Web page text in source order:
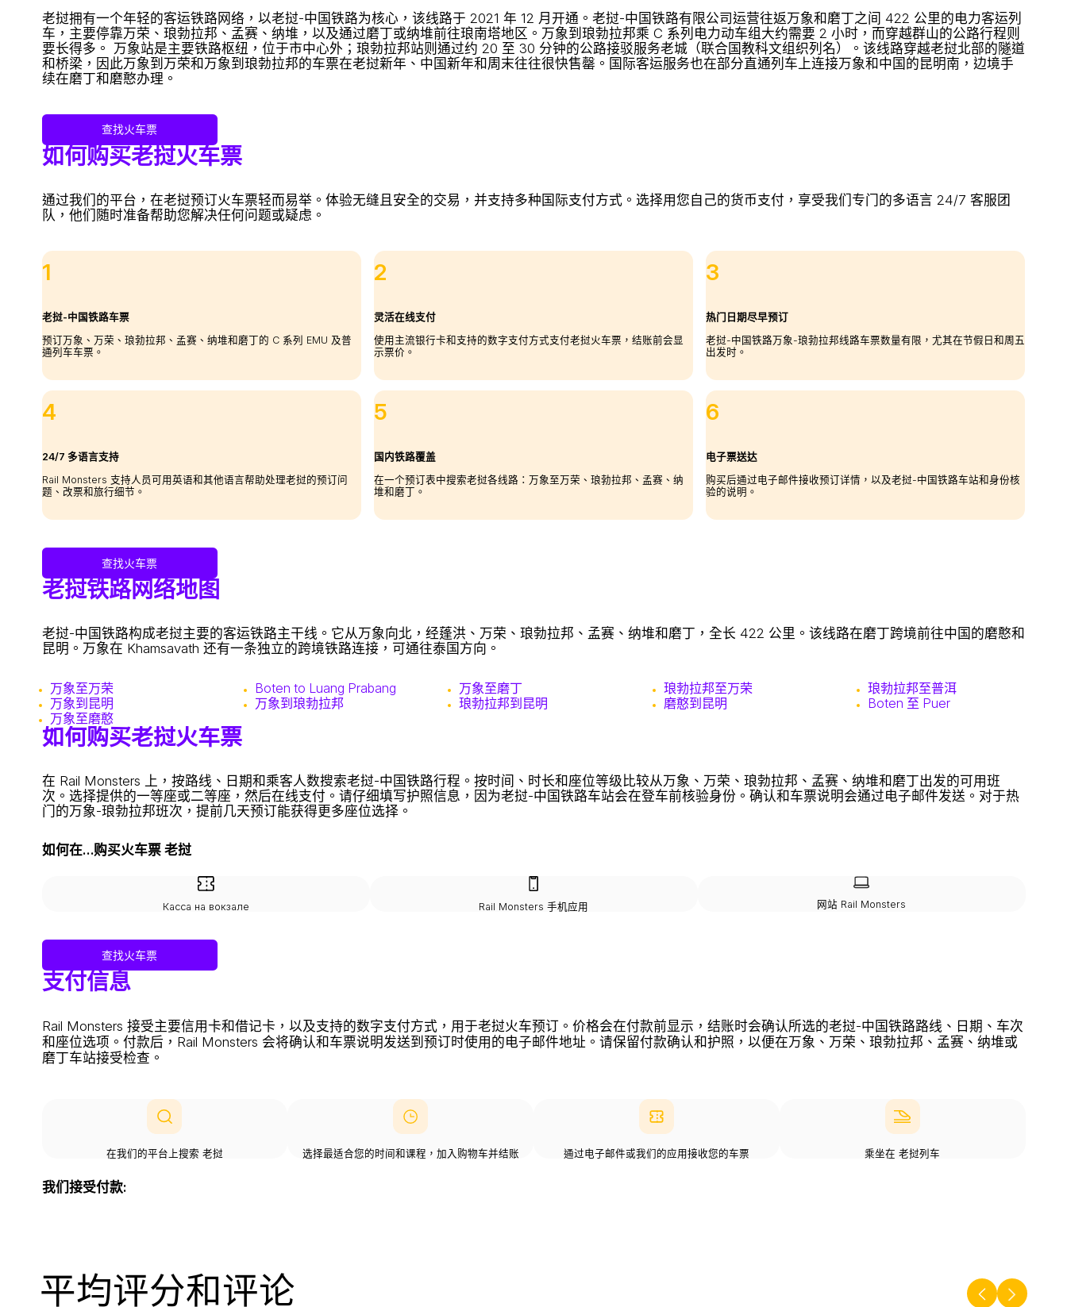
老挝拥有一个年轻的客运铁路网络，以老挝-中国铁路为核心，该线路于 2021 年 12 月开通。老挝-中国铁路有限公司运营往返万象和磨丁之间 422 公里的电力客运列
车，主要停靠万荣、琅勃拉邦、孟赛、纳堆，以及通过磨丁或纳堆前往琅南塔地区。万象到琅勃拉邦乘 C 系列电力动车组大约需要 2 小时，而穿越群山的公路行程则
要长得多。 万象站是主要铁路枢纽，位于市中心外；琅勃拉邦站则通过约 20 至 30 分钟的公路接驳服务老城（联合国教科文组织列名）。该线路穿越老挝北部的隧道
和桥梁，因此万象到万荣和万象到琅勃拉邦的车票在老挝新年、中国新年和周末往往很快售罄。国际客运服务也在部分直通列车上连接万象和中国的昆明南，边境手
续在磨丁和磨憨办理。
查找火车票
如何购买老挝火车票
通过我们的平台，在老挝预订火车票轻而易举。体验无缝且安全的交易，并支持多种国际支付方式。选择用您自己的货币支付，享受我们专门的多语言 24/7 客服团
队，他们随时准备帮助您解决任何问题或疑虑。
1
老挝-中国铁路车票
预订万象、万荣、琅勃拉邦、孟赛、纳堆和磨丁的 C 系列 EMU 及普
通列车车票。
2
灵活在线支付
使用主流银行卡和支持的数字支付方式支付老挝火车票，结账前会显
示票价。
3
热门日期尽早预订
老挝-中国铁路万象-琅勃拉邦线路车票数量有限，尤其在节假日和周五
出发时。
4
24/7 多语言支持
Rail Monsters 支持人员可用英语和其他语言帮助处理老挝的预订问
题、改票和旅行细节。
5
国内铁路覆盖
在一个预订表中搜索老挝各线路：万象至万荣、琅勃拉邦、孟赛、纳
堆和磨丁。
6
电子票送达
购买后通过电子邮件接收预订详情，以及老挝-中国铁路车站和身份核
验的说明。
查找火车票
老挝铁路网络地图
老挝-中国铁路构成老挝主要的客运铁路主干线。它从万象向北，经蓬洪、万荣、琅勃拉邦、孟赛、纳堆和磨丁，全长 422 公里。该线路在磨丁跨境前往中国的磨憨和
昆明。万象在 Khamsavath 还有一条独立的跨境铁路连接，可通往泰国方向。
万象至万荣
万象到昆明
万象至磨憨
Boten to Luang Prabang
万象到琅勃拉邦
万象至磨丁
琅勃拉邦到昆明
琅勃拉邦至万荣
磨憨到昆明
琅勃拉邦至普洱
Boten 至 Puer
如何购买老挝火车票
在 Rail Monsters 上，按路线、日期和乘客人数搜索老挝-中国铁路行程。按时间、时长和座位等级比较从万象、万荣、琅勃拉邦、孟赛、纳堆和磨丁出发的可用班
次。选择提供的一等座或二等座，然后在线支付。请仔细填写护照信息，因为老挝-中国铁路车站会在登车前核验身份。确认和车票说明会通过电子邮件发送。对于热
门的万象-琅勃拉邦班次，提前几天预订能获得更多座位选择。
如何在…购买火车票 老挝
Касса на вокзале Rail Monsters 手机应用 网站 Rail Monsters
查找火车票
支付信息
Rail Monsters 接受主要信用卡和借记卡，以及支持的数字支付方式，用于老挝火车预订。价格会在付款前显示，结账时会确认所选的老挝-中国铁路路线、日期、车次
和座位选项。付款后，Rail Monsters 会将确认和车票说明发送到预订时使用的电子邮件地址。请保留付款确认和护照，以便在万象、万荣、琅勃拉邦、孟赛、纳堆或
磨丁车站接受检查。
在我们的平台上搜索 老挝 选择最适合您的时间和课程，加入购物车并结账 通过电子邮件或我们的应用接收您的车票 乘坐在 老挝列车
我们接受付款:
平均评分和评论